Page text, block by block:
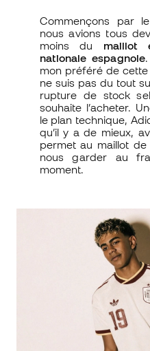
Commençons par
nous avions tous
moins du maillot
nationale espagnole
mon préféré de
ne suis pas du tout
rupture de stock
souhaite l’acheter.
le plan technique,
qu’il y a de mieux,
permet au maillot
nous garder au
moment.